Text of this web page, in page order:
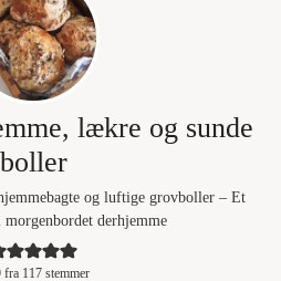
lækre og sunde
boller
og luftige grovboller – Et
derhjemme
fra 117stemmer